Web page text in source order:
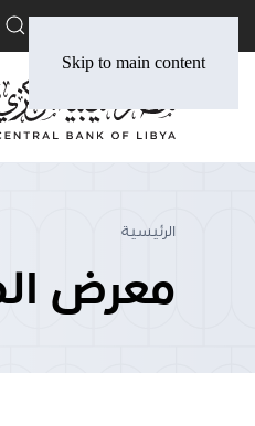
Skip to main content
الرئيسية
معرض